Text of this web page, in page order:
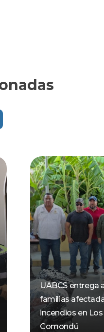
UABCS entrega
familias
incendios en Los
Comondú